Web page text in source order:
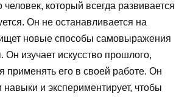
который всегда развивается
Он не останавливается на
ищет новые способы самовыражения
Он изучает искусство прошлого,
применять его в своей работе. Он
навыки и экспериментирует, чтобы